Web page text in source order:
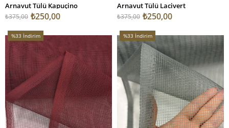
Arnavut Tülü Kapuçino
₺250,00
₺375,00
Arnavut Tülü Lacivert
₺250,00
₺375,00
%33 İndirim
%33İndirim
%33 İndirim
%33İndirim